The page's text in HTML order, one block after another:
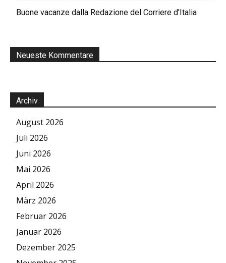
Buone vacanze dalla Redazione del Corriere d’Italia
Neueste Kommentare
Archiv
August 2026
Juli 2026
Juni 2026
Mai 2026
April 2026
März 2026
Februar 2026
Januar 2026
Dezember 2025